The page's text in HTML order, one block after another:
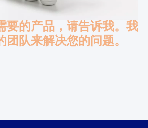
要的产品，请告诉我。我
团队来解决您的问题。